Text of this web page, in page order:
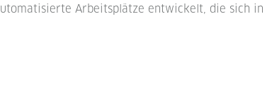
Arbeitsplätze entwickelt, die sich in